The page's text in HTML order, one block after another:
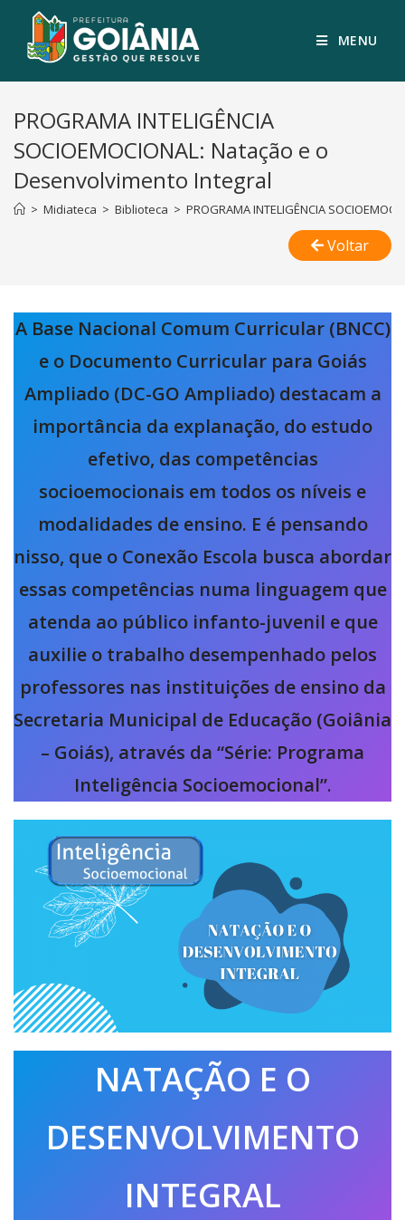
MENU
PROGRAMA INTELIGÊNCIA
SOCIOEMOCIONAL: Natação e o
Desenvolvimento Integral
> Midiateca > Biblioteca > PROGRAMA INTELIGÊNCIA
Voltar
A Base Nacional Comum Curricular (BNCC)
e o Documento Curricular para Goiás
Ampliado (DC-GO Ampliado) destacam a
importância da explanação, do estudo
efetivo, das competências
socioemocionais em todos os níveis e
modalidades de ensino. E é pensando
nisso, que o Conexão Escola busca abordar
essas competências numa linguagem que
atenda ao público infanto-juvenil e que
auxilie o trabalho desempenhado pelos
professores nas instituições de ensino da
Secretaria Municipal de Educação (Goiânia
– Goiás), através da “Série: Programa
Inteligência Socioemocional”.
NATAÇÃO E O
DESENVOLVIMENTO
INTEGRAL